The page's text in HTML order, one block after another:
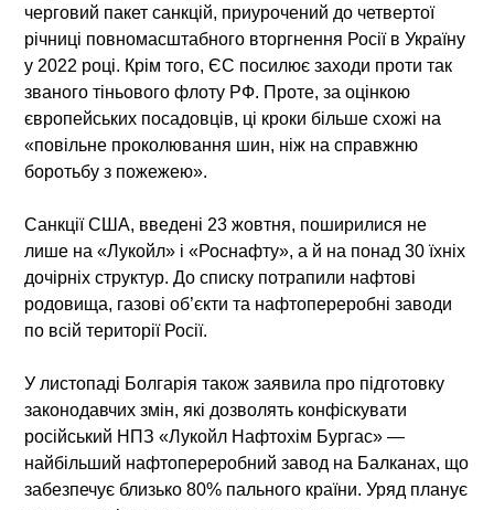
черговий пакет санкцій, приурочений до четвертої
річниці повномасштабного вторгнення Росії в Україну
у 2022 році. Крім того, ЄС посилює заходи проти так
званого тіньового флоту РФ. Проте, за оцінкою
європейських посадовців, ці кроки більше схожі на
«повільне проколювання шин, ніж на справжню
боротьбу з пожежею».
Санкції США, введені 23 жовтня, поширилися не
лише на «Лукойл» і «Роснафту», а й на понад 30 їхніх
дочірніх структур. До списку потрапили нафтові
родовища, газові об’єкти та нафтопереробні заводи
по всій території Росії.
У листопаді Болгарія також заявила про підготовку
законодавчих змін, які дозволять конфіскувати
російський НПЗ «Лукойл Нафтохім Бургас» —
найбільший нафтопереробний завод на Балканах, що
забезпечує близько 80% пального країни. Уряд планує